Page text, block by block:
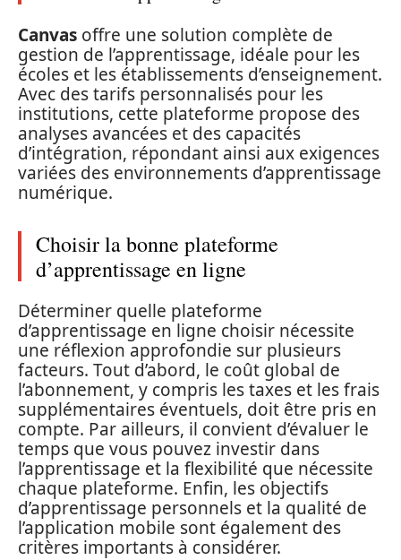
Canvas offre une solution complète de
gestion de l’apprentissage, idéale pour les
écoles et les établissements d’enseignement.
Avec des tarifs personnalisés pour les
institutions, cette plateforme propose des
analyses avancées et des capacités
d’intégration, répondant ainsi aux exigences
variées des environnements d’apprentissage
numérique.
Choisir la bonne plateforme
d’apprentissage en ligne
Déterminer quelle plateforme
d’apprentissage en ligne choisir nécessite
une réflexion approfondie sur plusieurs
facteurs. Tout d’abord, le coût global de
l’abonnement, y compris les taxes et les frais
supplémentaires éventuels, doit être pris en
compte. Par ailleurs, il convient d’évaluer le
temps que vous pouvez investir dans
l’apprentissage et la flexibilité que nécessite
chaque plateforme. Enfin, les objectifs
d’apprentissage personnels et la qualité de
l’application mobile sont également des
critères importants à considérer.